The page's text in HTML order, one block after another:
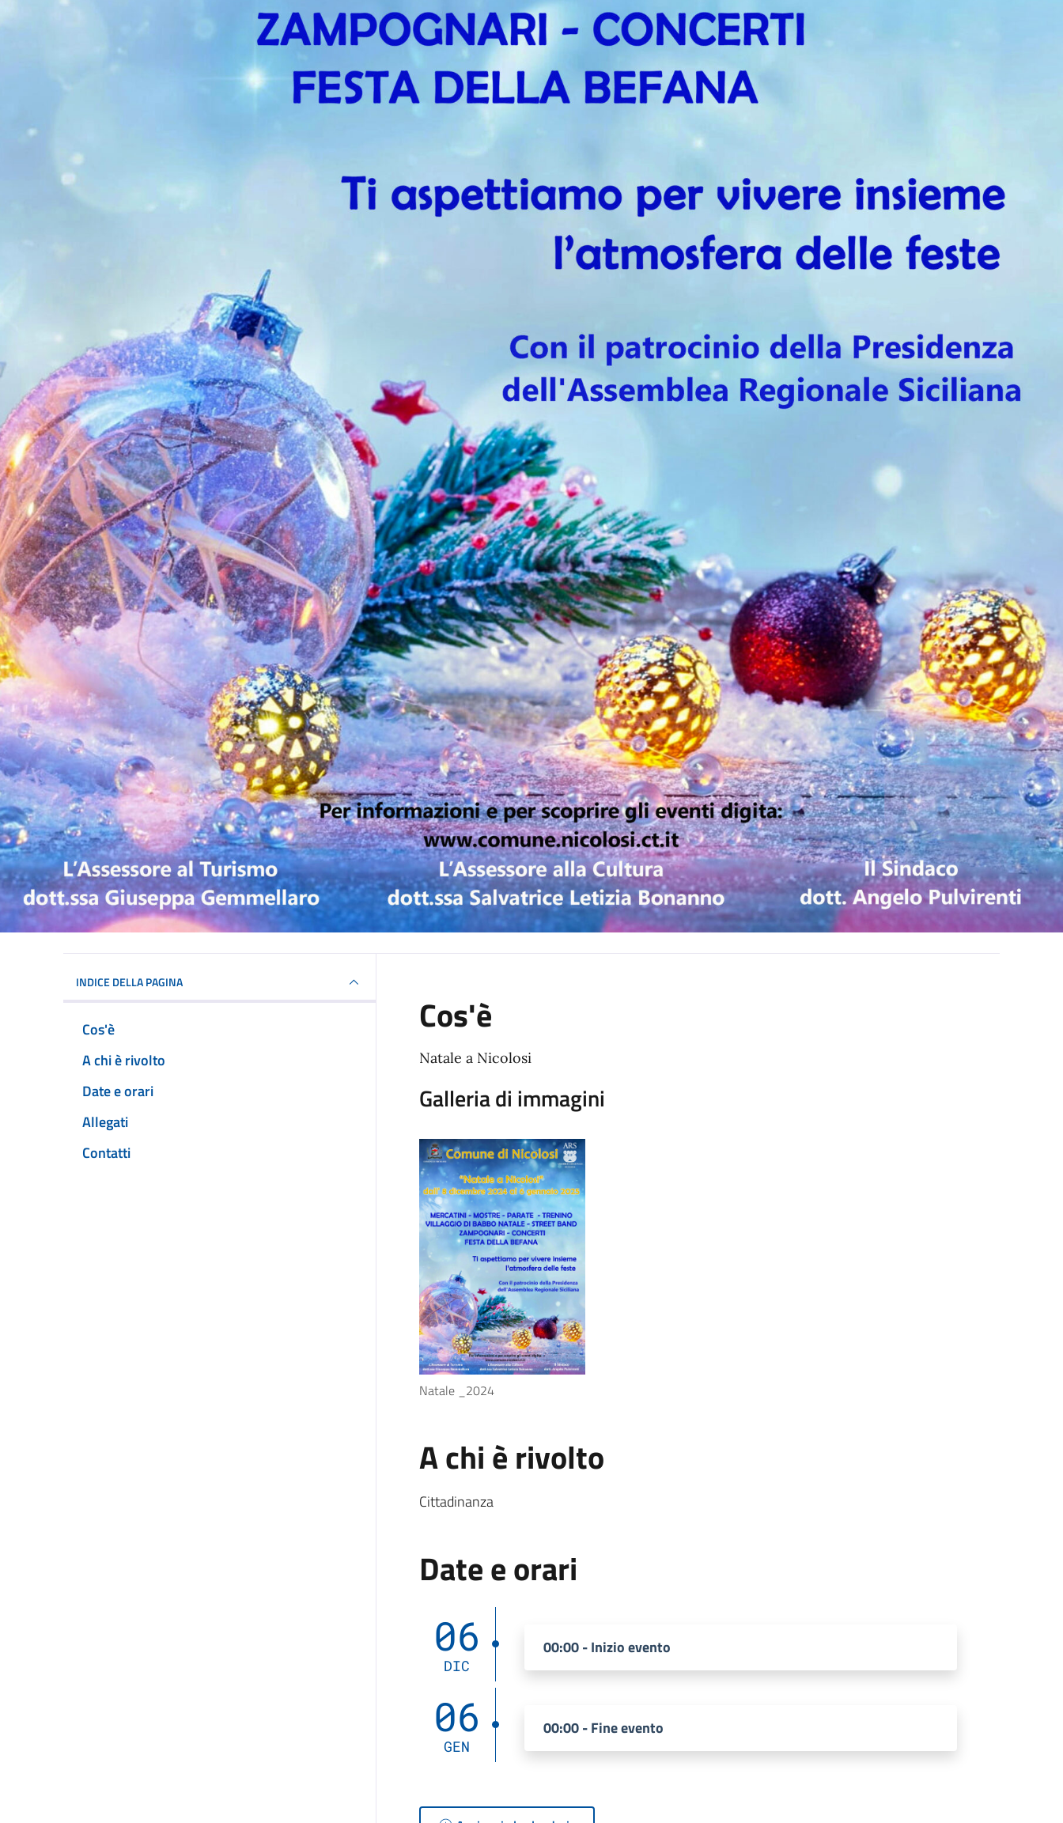
INDICE DELLA PAGINA
Cos'è
A chi è rivolto
Date e orari
Allegati
Contatti
Cos'è
Natale a Nicolosi
Galleria di immagini
Natale _2024
A chi è rivolto
Cittadinanza
Date e orari
06
DIC
00:00 - Inizio evento
06
GEN
00:00 - Fine evento